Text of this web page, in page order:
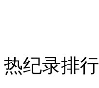
热纪录排行